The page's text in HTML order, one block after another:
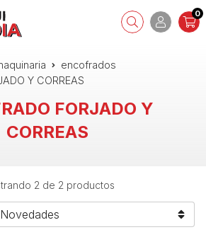
0
encofrados
Y CORREAS
FORJADO Y
CORREAS
2 de 2 productos